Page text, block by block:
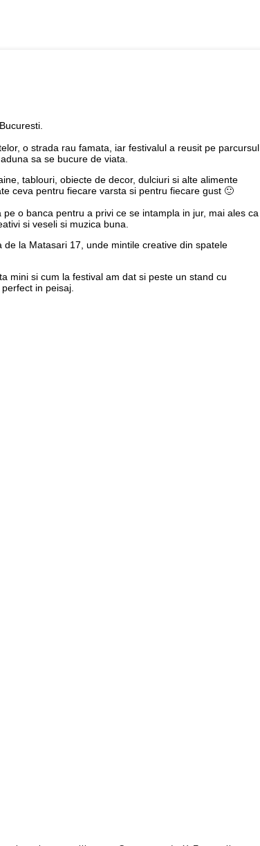
o strada rau famata, iar festivalul a reusit pe parcursul
sa se bucure de viata.
tablouri, obiecte de decor, dulciuri si alte alimente
ceva pentru fiecare varsta si pentru fiecare gust 🙂
o banca pentru a privi ce se intampla in jur, mai ales ca
si veseli si muzica buna.
la Matasari 17, unde mintile creative din spatele
mini si cum la festival am dat si peste un stand cu
in peisaj.